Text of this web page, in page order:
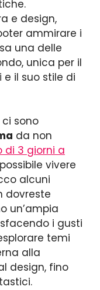
e design,
ammirare i
una delle
unica per il
e il suo stile di
sono
da non
di 3 giorni a
vivere
alcuni
dovreste
un’ampia
i gusti
temi
alla
design, fino